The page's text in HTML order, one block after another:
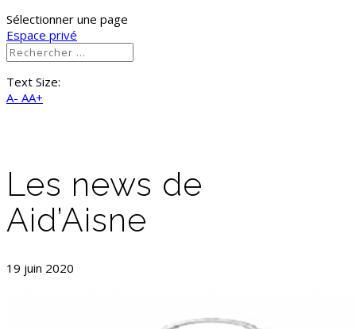
Sélectionner une page
Espace privé
Text Size:
A- AA+
Les news de
Aid’Aisne
19 juin 2020